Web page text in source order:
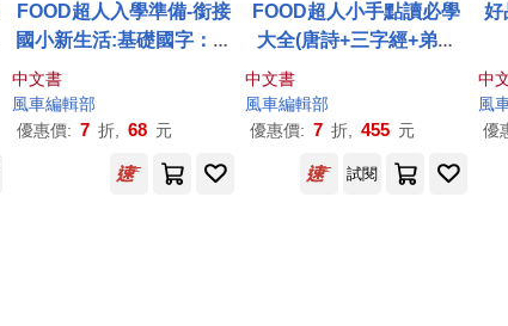
FOOD超人入學準備-銜接
國小新生活:基礎國字：全
系列提供一年級科目的核
心素養題目
中文書
風車編輯部
優惠價: 7 折, 68 元
FOOD超人小手點讀必學
大全(唐詩+三字經+弟子
中文書
風車編輯部
優惠價: 7 折, 455 元
好
中
風
優
試閱